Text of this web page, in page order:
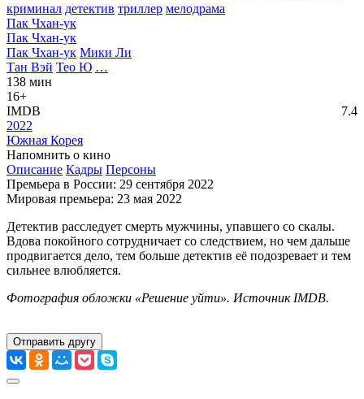
криминал детектив триллер мелодрама
Пак Чхан-ук
Пак Чхан-ук
Пак Чхан-ук Мики Ли
Тан Вэй Тео Ю …
138 мин
16+
IMDB
7.4
2022
Южная Корея
Напомнить о кино
Описание Кадры Персоны
Премьера в России: 29 сентября 2022
Мировая премьера: 23 мая 2022
Детектив расследует смерть мужчины, упавшего со скалы.
Вдова покойного сотрудничает со следствием, но чем дальше
продвигается дело, тем больше детектив её подозревает и тем
сильнее влюбляется.
Фотография обложки «Решение уйти». Источник IMDB.
Отправить другу